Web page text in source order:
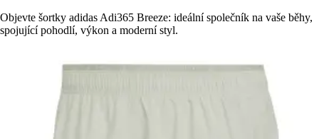
Objevte šortky adidas Adi365 Breeze: ideální společník na vaše běhy,
spojující pohodlí, výkon a moderní styl.